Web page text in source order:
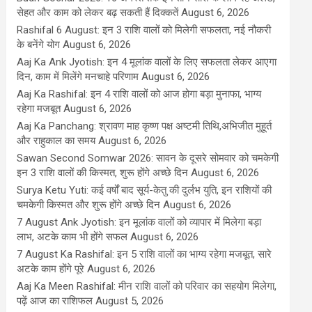
सेहत और काम को लेकर बढ़ सकती हैं दिक्कतें August 6, 2026
Rashifal 6 August: इन 3 राशि वालों को मिलेगी सफलता, नई नौकरी
के बनेंगे योग August 6, 2026
Aaj Ka Ank Jyotish: इन 4 मूलांक वालों के लिए सफलता लेकर आएगा
दिन, काम में मिलेंगे मनचाहे परिणाम August 6, 2026
Aaj Ka Rashifal: इन 4 राशि वालों को आज होगा बड़ा मुनाफा, भाग्य
रहेगा मजबूत August 6, 2026
Aaj Ka Panchang: श्रावण माह कृष्ण पक्ष अष्टमी तिथि,अभिजीत मुहूर्त
और राहुकाल का समय August 6, 2026
Sawan Second Somwar 2026: सावन के दूसरे सोमवार को चमकेगी
इन 3 राशि वालों की किस्मत, शुरू होंगे अच्छे दिन August 6, 2026
Surya Ketu Yuti: कई वर्षों बाद सूर्य-केतु की दुर्लभ युति, इन राशियों की
चमकेगी किस्मत और शुरू होंगे अच्छे दिन August 6, 2026
7 August Ank Jyotish: इन मूलांक वालों को व्यापार में मिलेगा बड़ा
लाभ, अटके काम भी होंगे सफल August 6, 2026
7 August Ka Rashifal: इन 5 राशि वालों का भाग्य रहेगा मजबूत, सारे
अटके काम होंगे पूरे August 6, 2026
Aaj Ka Meen Rashifal: मीन राशि वालों को परिवार का सहयोग मिलेगा,
पढ़ें आज का राशिफल August 5, 2026